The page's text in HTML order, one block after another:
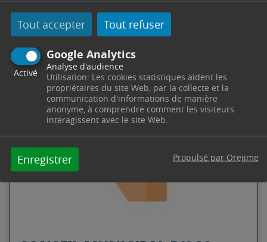
Tout accepter Tout refuser
Google Analytics
Activé
Analyse d'audience
Utilisation: Les cookies statistiques aident les
propriétaires du site Web, par la collecte et la
communication d'informations de manière
anonyme, à comprendre comment les visiteurs
interagissent avec le site Web.
Enregistrer Propulsé par Orejime
CONSEIL MUNICIPAL DU 28
NOVEMBRE 2023 – ORDRE DU
JOUR
-204 Ko-